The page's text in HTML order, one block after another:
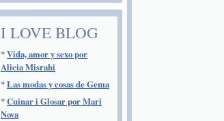
I LOVE BLOG
*Vida, amor y sexo por
Alicia Misrahi
*Las modas y cosas de Gema
*Cuinar i Glosar por Mari
Nova